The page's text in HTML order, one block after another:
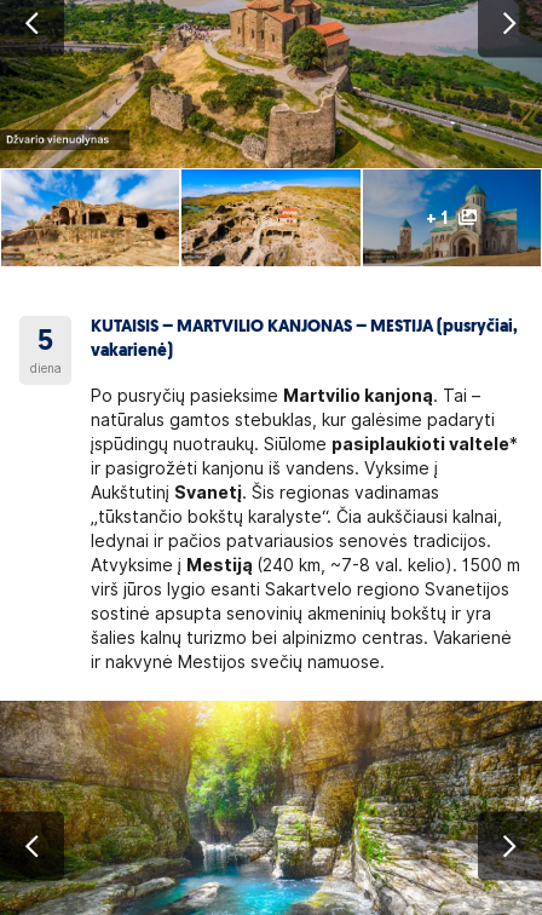
+ 1
5
diena
KUTAISIS – MARTVILIO KANJONAS – MESTIJA (pusryčiai,
vakarienė)
Po pusryčių pasieksime Martvilio kanjoną. Tai –
natūralus gamtos stebuklas, kur galėsime padaryti
įspūdingų nuotraukų. Siūlome pasiplaukioti valtele*
ir pasigrožėti kanjonu iš vandens. Vyksime į
Aukštutinį Svanetį. Šis regionas vadinamas
„tūkstančio bokštų karalyste“. Čia aukščiausi kalnai,
ledynai ir pačios patvariausios senovės tradicijos.
Atvyksime į Mestiją (240 km, ~7-8 val. kelio). 1500 m
virš jūros lygio esanti Sakartvelo regiono Svanetijos
sostinė apsupta senovinių akmeninių bokštų ir yra
šalies kalnų turizmo bei alpinizmo centras. Vakarienė
ir nakvynė Mestijos svečių namuose.